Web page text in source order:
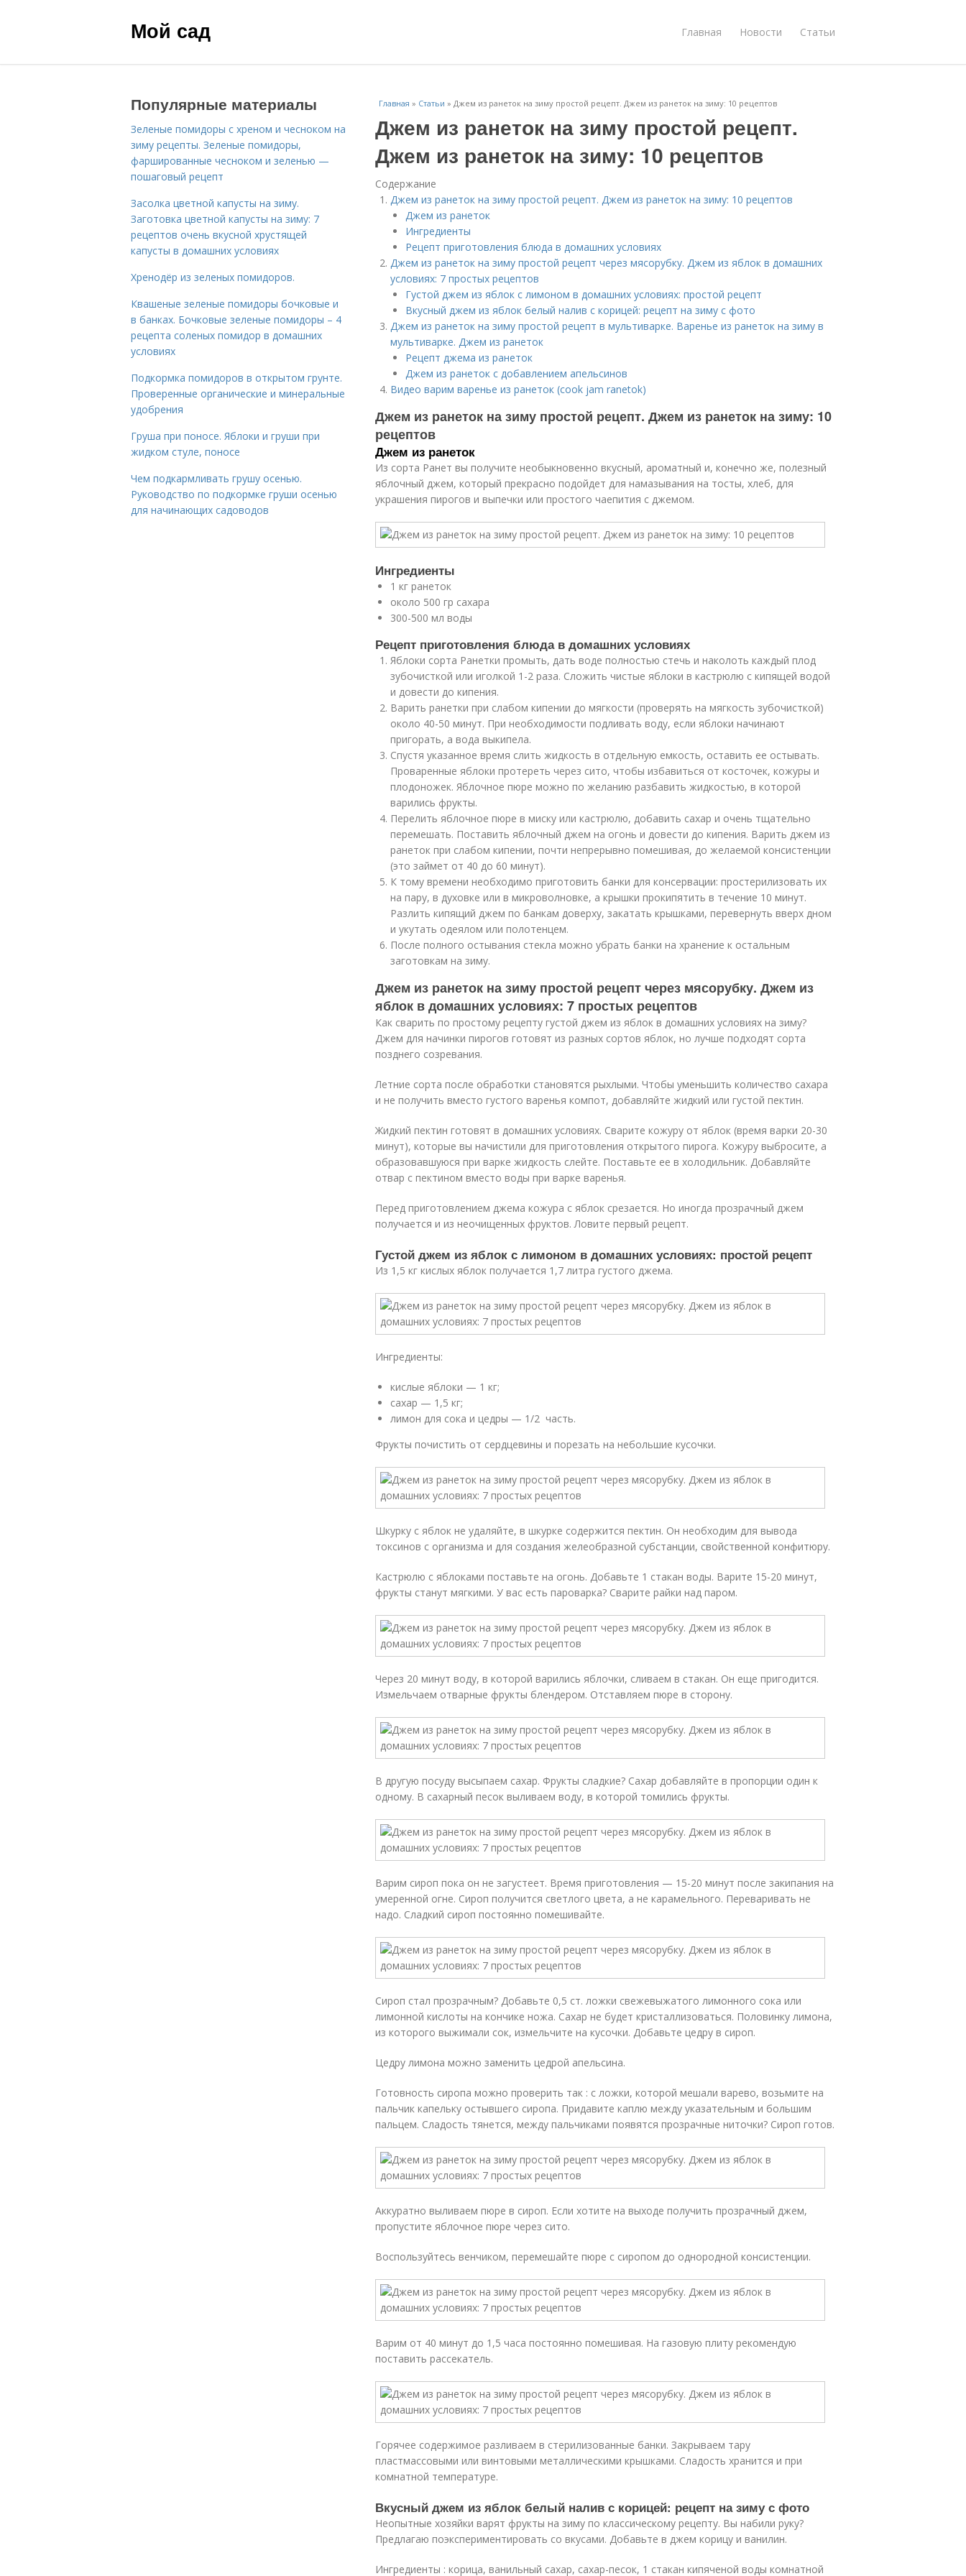
Мой сад Главная Новости Статьи
Главная » Статьи » Джем из ранеток на зиму простой рецепт. Джем из ранеток на зиму: 10 рецептов
Джем из ранеток на зиму простой рецепт.
Джем из ранеток на зиму: 10 рецептов
Содержание
Джем из ранеток на зиму простой рецепт. Джем из ранеток на зиму: 10 рецептов
Джем из ранеток
Ингредиенты
Рецепт приготовления блюда в домашних условиях
Джем из ранеток на зиму простой рецепт через мясорубку. Джем из яблок в домашних
условиях: 7 простых рецептов
Густой джем из яблок с лимоном в домашних условиях: простой рецепт
Вкусный джем из яблок белый налив с корицей: рецепт на зиму с фото
Джем из ранеток на зиму простой рецепт в мультиварке. Варенье из ранеток на зиму в
мультиварке. Джем из ранеток
Рецепт джема из ранеток
Джем из ранеток с добавлением апельсинов
Видео варим варенье из ранеток (cook jam ranetok)
Джем из ранеток на зиму простой рецепт. Джем из ранеток на зиму: 10
рецептов
Джем из ранеток
Из сорта Ранет вы получите необыкновенно вкусный, ароматный и, конечно же, полезный
яблочный джем, который прекрасно подойдет для намазывания на тосты, хлеб, для
украшения пирогов и выпечки или простого чаепития с джемом.
Ингредиенты
1 кг ранеток
около 500 гр сахара
300-500 мл воды
Рецепт приготовления блюда в домашних условиях
Яблоки сорта Ранетки промыть, дать воде полностью стечь и наколоть каждый плод
зубочисткой или иголкой 1-2 раза. Сложить чистые яблоки в кастрюлю с кипящей водой
и довести до кипения.
Варить ранетки при слабом кипении до мягкости (проверять на мягкость зубочисткой)
около 40-50 минут. При необходимости подливать воду, если яблоки начинают
пригорать, а вода выкипела.
Спустя указанное время слить жидкость в отдельную емкость, оставить ее остывать.
Проваренные яблоки протереть через сито, чтобы избавиться от косточек, кожуры и
плодоножек. Яблочное пюре можно по желанию разбавить жидкостью, в которой
варились фрукты.
Перелить яблочное пюре в миску или кастрюлю, добавить сахар и очень тщательно
перемешать. Поставить яблочный джем на огонь и довести до кипения. Варить джем из
ранеток при слабом кипении, почти непрерывно помешивая, до желаемой консистенции
(это займет от 40 до 60 минут).
К тому времени необходимо приготовить банки для консервации: простерилизовать их
на пару, в духовке или в микроволновке, а крышки прокипятить в течение 10 минут.
Разлить кипящий джем по банкам доверху, закатать крышками, перевернуть вверх дном
и укутать одеялом или полотенцем.
После полного остывания стекла можно убрать банки на хранение к остальным
заготовкам на зиму.
Джем из ранеток на зиму простой рецепт через мясорубку. Джем из
яблок в домашних условиях: 7 простых рецептов
Как сварить по простому рецепту густой джем из яблок в домашних условиях на зиму?
Джем для начинки пирогов готовят из разных сортов яблок, но лучше подходят сорта
позднего созревания.
Летние сорта после обработки становятся рыхлыми. Чтобы уменьшить количество сахара
и не получить вместо густого варенья компот, добавляйте жидкий или густой пектин.
Жидкий пектин готовят в домашних условиях. Сварите кожуру от яблок (время варки 20-30
минут), которые вы начистили для приготовления открытого пирога. Кожуру выбросите, а
образовавшуюся при варке жидкость слейте. Поставьте ее в холодильник. Добавляйте
отвар с пектином вместо воды при варке варенья.
Перед приготовлением джема кожура с яблок срезается. Но иногда прозрачный джем
получается и из неочищенных фруктов. Ловите первый рецепт.
Густой джем из яблок с лимоном в домашних условиях: простой рецепт
Из 1,5 кг кислых яблок получается 1,7 литра густого джема.
Ингредиенты:
кислые яблоки — 1 кг;
сахар — 1,5 кг;
лимон для сока и цедры — 1/2 часть.
Фрукты почистить от сердцевины и порезать на небольшие кусочки.
Шкурку с яблок не удаляйте, в шкурке содержится пектин. Он необходим для вывода
токсинов с организма и для создания желеобразной субстанции, свойственной конфитюру.
Кастрюлю с яблоками поставьте на огонь. Добавьте 1 стакан воды. Варите 15-20 минут,
фрукты станут мягкими. У вас есть пароварка? Сварите райки над паром.
Через 20 минут воду, в которой варились яблочки, сливаем в стакан. Он еще пригодится.
Измельчаем отварные фрукты блендером. Отставляем пюре в сторону.
В другую посуду высыпаем сахар. Фрукты сладкие? Сахар добавляйте в пропорции один к
одному. В сахарный песок выливаем воду, в которой томились фрукты.
Варим сироп пока он не загустеет. Время приготовления — 15-20 минут после закипания на
умеренной огне. Сироп получится светлого цвета, а не карамельного. Переваривать не
надо. Сладкий сироп постоянно помешивайте.
Сироп стал прозрачным? Добавьте 0,5 ст. ложки свежевыжатого лимонного сока или
лимонной кислоты на кончике ножа. Сахар не будет кристаллизоваться. Половинку лимона,
из которого выжимали сок, измельчите на кусочки. Добавьте цедру в сироп.
Цедру лимона можно заменить цедрой апельсина.
Готовность сиропа можно проверить так : с ложки, которой мешали варево, возьмите на
пальчик капельку остывшего сиропа. Придавите каплю между указательным и большим
пальцем. Сладость тянется, между пальчиками появятся прозрачные ниточки? Сироп готов.
Аккуратно выливаем пюре в сироп. Если хотите на выходе получить прозрачный джем,
пропустите яблочное пюре через сито.
Воспользуйтесь венчиком, перемешайте пюре с сиропом до однородной консистенции.
Варим от 40 минут до 1,5 часа постоянно помешивая. На газовую плиту рекомендую
поставить рассекатель.
Горячее содержимое разливаем в стерилизованные банки. Закрываем тару
пластмассовыми или винтовыми металлическими крышками. Сладость хранится и при
комнатной температуре.
Вкусный джем из яблок белый налив с корицей: рецепт на зиму с фото
Неопытные хозяйки варят фрукты на зиму по классическому рецепту. Вы набили руку?
Предлагаю поэкспериментировать со вкусами. Добавьте в джем корицу и ванилин.
Ингредиенты : корица, ванильный сахар, сахар-песок, 1 стакан кипяченой воды комнатной
Популярные материалы
Зеленые помидоры с хреном и чесноком на
зиму рецепты. Зеленые помидоры,
фаршированные чесноком и зеленью —
пошаговый рецепт
Засолка цветной капусты на зиму.
Заготовка цветной капусты на зиму: 7
рецептов очень вкусной хрустящей
капусты в домашних условиях
Хренодёр из зеленых помидоров.
Квашеные зеленые помидоры бочковые и
в банках. Бочковые зеленые помидоры – 4
рецепта соленых помидор в домашних
условиях
Подкормка помидоров в открытом грунте.
Проверенные органические и минеральные
удобрения
Груша при поносе. Яблоки и груши при
жидком стуле, поносе
Чем подкармливать грушу осенью.
Руководство по подкормке груши осенью
для начинающих садоводов